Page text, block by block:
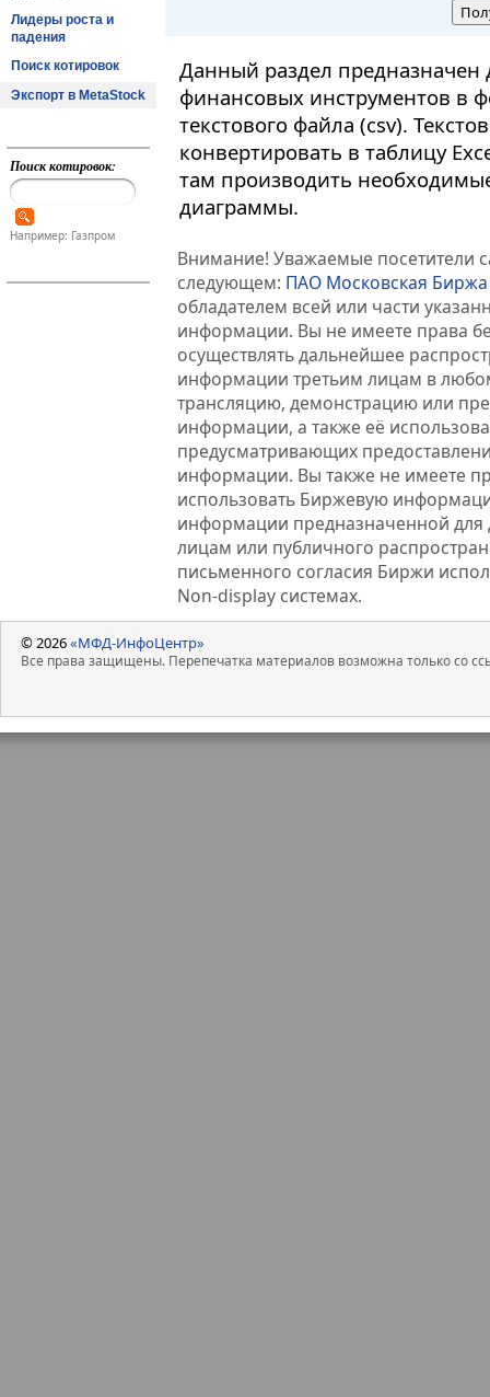
Лидеры роста и
падения
Поиск котировок
Экспорт в MetaStock
Поиск котировок:
Например: Газпром
Данный раздел
финансовых инструментов в
текстового файла (csv).
конвертировать в таблицу
там производить
диаграммы.
Внимание! Уважаемые посетители
следующем: ПАО Московская Биржа
обладателем всей или части
информации. Вы не имеете права
осуществлять дальнейшее
информации третьим лицам в
трансляцию, демонстрацию или
информации, а также её
предусматривающих
информации. Вы также не имеете
использовать Биржевую
информации предназначенной для
лицам или публичного
письменного согласия Биржи
Non-display системах.
© 2026«МФД-ИнфоЦентр»
Все права защищены. Перепечатка материалов возможна только со